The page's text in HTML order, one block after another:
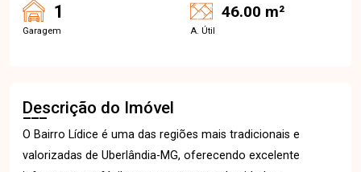
1
Garagem
46.00 m²
A. Útil
Descrição do Imóvel
O Bairro Lídice é uma das regiões mais tradicionais e
valorizadas de Uberlândia-MG, oferecendo excelente